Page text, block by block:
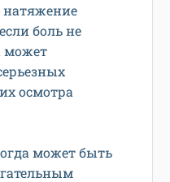
натяжение
боль не
может
осмотра
может быть